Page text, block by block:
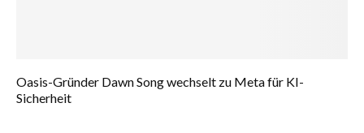
Oasis-Gründer Dawn Song wechselt zu Meta für KI-
Sicherheit